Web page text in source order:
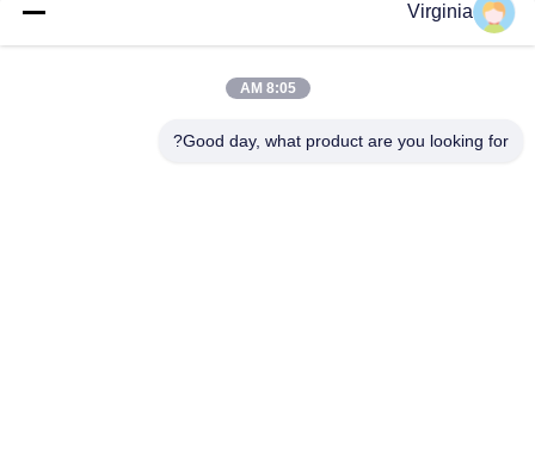
سبيكة تحميل الصلب سلالة خلية تحميل لمقاييس رافعة التناظرية الناتج
5KG 10KG
Virginia
8:05 AM
Good day, what product are you looking for?